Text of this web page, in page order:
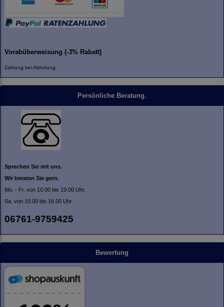
Vorabüberweisung (-3% Rabatt)
Zahlung bei Abholung
Persönliche Beratung.
Sprechen Sie mit uns.
Wir beraten Sie gern.
Mo. - Fr. von 10.00 bis 19.00 Uhr.
Sa. von 10.00 bis 16.00 Uhr
06761-9759425
Bewertung